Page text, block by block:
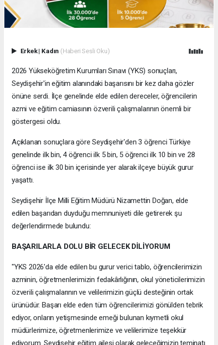
Erkek| Kadın (Haberi Sesli Oku)
2026 Yükseköğretim Kurumları Sınavı (YKS) sonuçları,
Seydişehir'in eğitim alanındaki başarısını bir kez daha gözler
önüne serdi. İlçe genelinde elde edilen dereceler, öğrencilerin
azmi ve eğitim camiasının özverili çalışmalarının önemli bir
göstergesi oldu.
Açıklanan sonuçlara göre Seydişehir'den 3 öğrenci Türkiye
genelinde ilk bin, 4 öğrenci ilk 5 bin, 5 öğrenci ilk 10 bin ve 28
öğrenci ise ilk 30 bin içerisinde yer alarak ilçeye büyük gurur
yaşattı.
Seydişehir İlçe Milli Eğitim Müdürü Nizamettin Doğan, elde
edilen başarıdan duyduğu memnuniyeti dile getirerek şu
değerlendirmede bulundu:
BAŞARILARLA DOLU BİR GELECEK DİLİYORUM
"YKS 2026'da elde edilen bu gurur verici tablo, öğrencilerimizin
azminin, öğretmenlerimizin fedakârlığının, okul yöneticilerimizin
özverili çalışmalarının ve velilerimizin güçlü desteğinin ortak
ürünüdür. Başarı elde eden tüm öğrencilerimizi gönülden tebrik
ediyor, onların yetişmesinde emeği bulunan kıymetli okul
müdürlerimize, öğretmenlerimize ve velilerimize teşekkür
ediyorum. Seydişehir eğitim ailesi olarak geleceğimizin teminatı